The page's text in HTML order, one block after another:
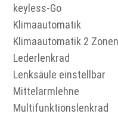
keyless-Go
Klimaautomatik
Klimaautomatik 2 Zonen
Lederlenkrad
Lenksäule einstellbar
Mittelarmlehne
Multifunktionslenkrad